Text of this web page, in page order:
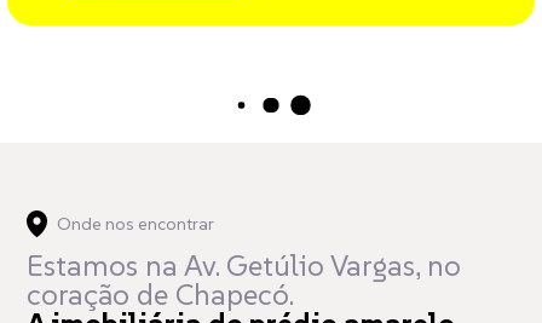
Onde nos encontrar
Estamos na Av. Getúlio Vargas, no
coração de Chapecó.